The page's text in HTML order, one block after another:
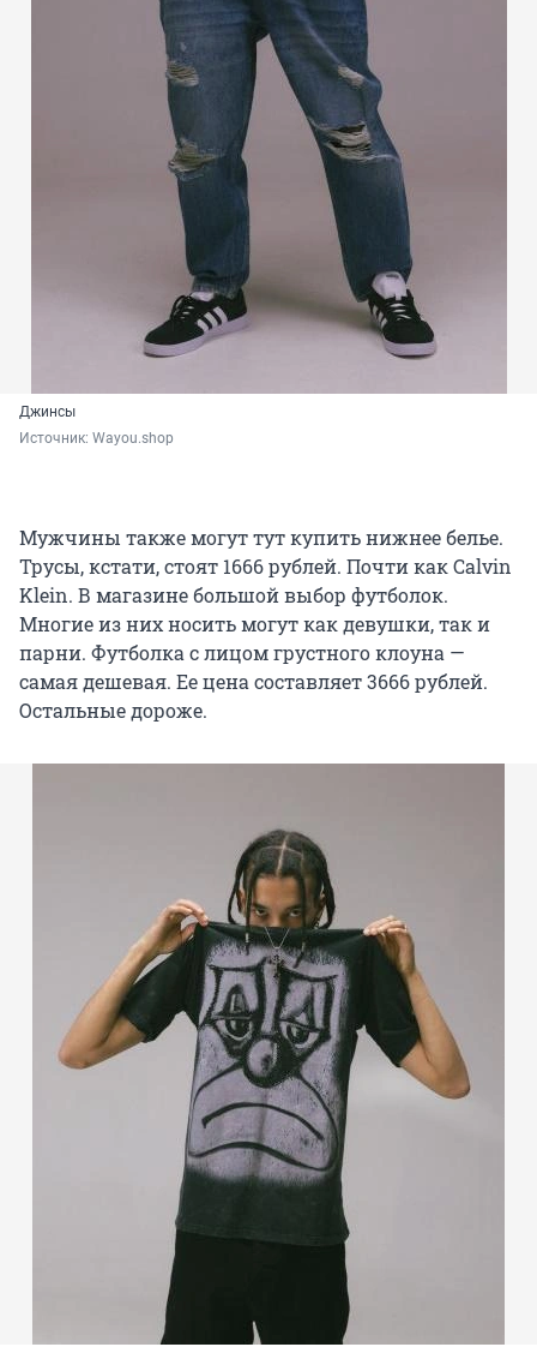
Джинсы
Источник: Wayou.shop
Мужчины также могут тут купить нижнее белье.
Трусы, кстати, стоят 1666 рублей. Почти как Calvin
Klein. В магазине большой выбор футболок.
Многие из них носить могут как девушки, так и
парни. Футболка с лицом грустного клоуна —
самая дешевая. Ее цена составляет 3666 рублей.
Остальные дороже.